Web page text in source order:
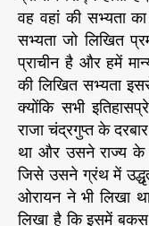
वह वहां की सभ्यता
सभ्यता जो लिखित
प्राचीन है और हमें
की लिखित सभ्यता
क्योंकि सभी
राजा चंद्रगुप्त के
था और उसने राज्य के
जिसे उसने ग्रंथ में
ओरायन ने भी लिखा
लिखा है कि इसमें